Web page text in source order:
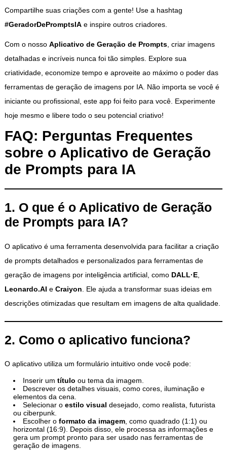
Compartilhe suas criações com a gente! Use a hashtag
#GeradorDePromptsIAe inspire outros criadores.
Com o nosso Aplicativo de Geração de Prompts, criar imagens
detalhadas e incríveis nunca foi tão simples. Explore sua
criatividade, economize tempo e aproveite ao máximo o poder das
ferramentas de geração de imagens por IA. Não importa se você é
iniciante ou profissional, este app foi feito para você. Experimente
hoje mesmo e libere todo o seu potencial criativo!
FAQ: Perguntas Frequentes
sobre o Aplicativo de Geração
de Prompts para IA
1. O que é o Aplicativo de Geração
de Prompts para IA?
O aplicativo é uma ferramenta desenvolvida para facilitar a criação
de prompts detalhados e personalizados para ferramentas de
geração de imagens por inteligência artificial, como DALL·E,
Leonardo.AI e Craiyon . Ele ajuda a transformar suas ideias em
descrições otimizadas que resultam em imagens de alta qualidade.
2. Como o aplicativo funciona?
O aplicativo utiliza um formulário intuitivo onde você pode:
Inserir umtítulo ou tema da imagem.
Descrever os detalhes visuais, como cores, iluminação e
elementos da cena.
Selecionar oestilo visual desejado, como realista, futurista
ou ciberpunk.
Escolher oformato da imagem , como quadrado (1:1) ou
horizontal (16:9). Depois disso, ele processa as informações e
gera um prompt pronto para ser usado nas ferramentas de
geração de imagens.